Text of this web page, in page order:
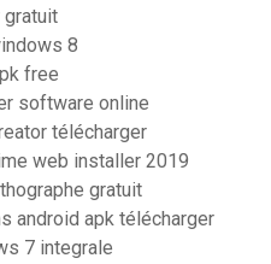
gratuit
8
free
software online
télécharger
web installer 2019
gratuit
android apk télécharger
7 integrale